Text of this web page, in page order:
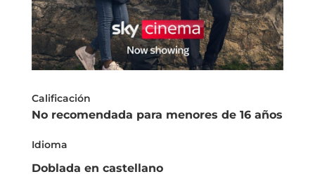
Calificación
No recomendada para menores de 16 años
Idioma
Doblada en castellano